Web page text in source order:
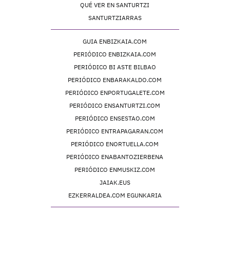
QUÉ VER EN SANTURTZI
SANTURTZIARRAS
GUIA ENBIZKAIA.COM
PERIÓDICO ENBIZKAIA.COM
PERIÓDICO BI ASTE BILBAO
PERIÓDICO ENBARAKALDO.COM
PERIÓDICO ENPORTUGALETE.COM
PERIÓDICO ENSANTURTZI.COM
PERIÓDICO ENSESTAO.COM
PERIÓDICO ENTRAPAGARAN.COM
PERIÓDICO ENORTUELLA.COM
PERIÓDICO ENABANTOZIERBENA
PERIÓDICO ENMUSKIZ.COM
JAIAK.EUS
EZKERRALDEA.COM EGUNKARIA